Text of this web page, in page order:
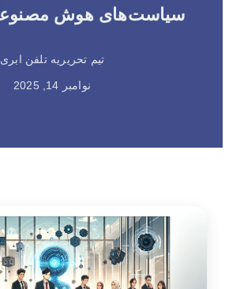
سیاست‌های هوش
تیم تحریریه تلفن ابری
نوامبر 14, 2025